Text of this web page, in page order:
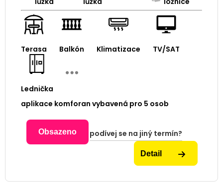
Terasa Balkón Klimatizace TV/SAT
Lednička
aplikace komforan vybavená pro 5 osob
Obsazeno podívej se na jiný termín?
Detail